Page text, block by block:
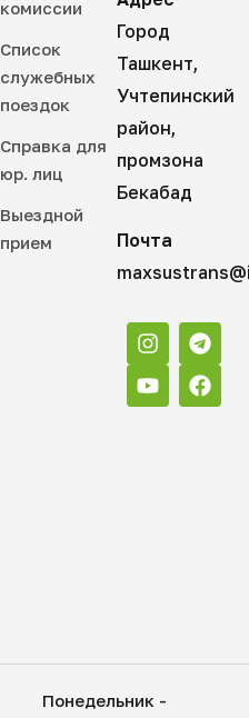
комиссии
Список
служебных
поездок
Справка для
юр. лиц
Выездной
прием
Город
Ташкент,
Учтепинский
район,
промзона
Бекабад
Почта
Понедельник -